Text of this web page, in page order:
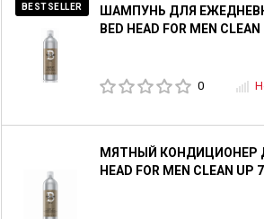
BESTSELLER
ШАМПУНЬ ДЛЯ
BED HEAD FOR MEN
0
МЯТНЫЙ КОНДИЦИОНЕР
HEAD FOR MEN CLEAN UP